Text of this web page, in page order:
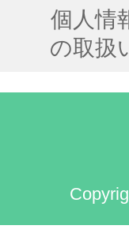
個人情
の取扱